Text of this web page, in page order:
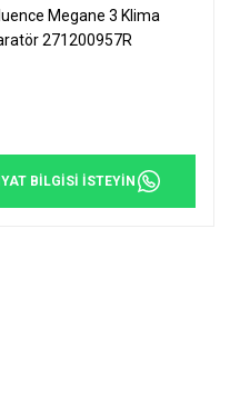
Megane 3 Klima
271200957R
BİLGİSİ İSTEYİN